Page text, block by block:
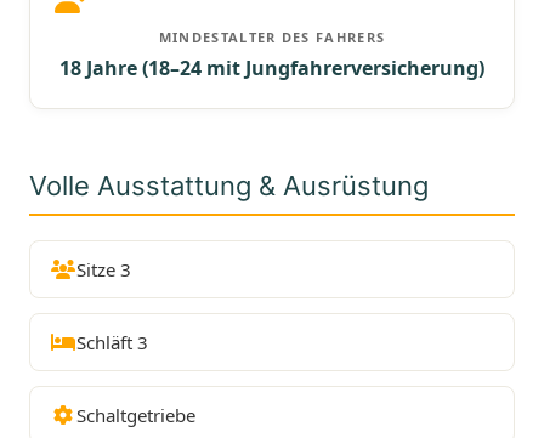
MINDESTALTER DES FAHRERS
18 Jahre (18–24 mit Jungfahrerversicherung)
Volle Ausstattung & Ausrüstung
Sitze 3
Schläft 3
Schaltgetriebe